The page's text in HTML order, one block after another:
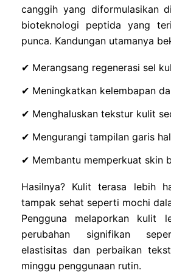
canggih yang diformulasikan
bioteknologi peptida yang
punca. Kandungan utamanya
✔ Merangsang regenerasi sel
✔ Meningkatkan kelembapan
✔ Menghaluskan tekstur kulit
✔ Mengurangi tampilan garis
✔ Membantu memperkuat skin
Hasilnya? Kulit terasa lebih
tampak sehat seperti mochi
Pengguna melaporkan kulit
perubahan signifikan
elastisitas dan perbaikan
minggu penggunaan rutin.